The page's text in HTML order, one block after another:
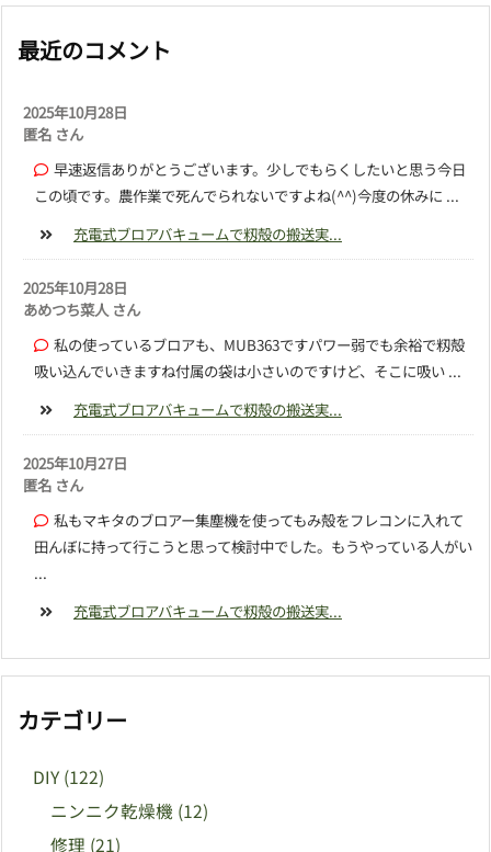
最近のコメント
2025年10月28日
匿名 さん
早速返信ありがとうございます。少しでもらくしたいと思う今日
この頃です。農作業で死んでられないですよね(^^)今度の休みに ...
充電式ブロアバキュームで籾殻の搬送実...
2025年10月28日
あめつち菜人 さん
私の使っているブロアも、MUB363ですパワー弱でも余裕で籾殻
吸い込んでいきますね付属の袋は小さいのですけど、そこに吸い ...
充電式ブロアバキュームで籾殻の搬送実...
2025年10月27日
匿名 さん
私もマキタのブロアー集塵機を使ってもみ殻をフレコンに入れて
田んぼに持って行こうと思って検討中でした。もうやっている人がい
...
充電式ブロアバキュームで籾殻の搬送実...
カテゴリー
DIY (122)
ニンニク乾燥機 (12)
修理 (21)